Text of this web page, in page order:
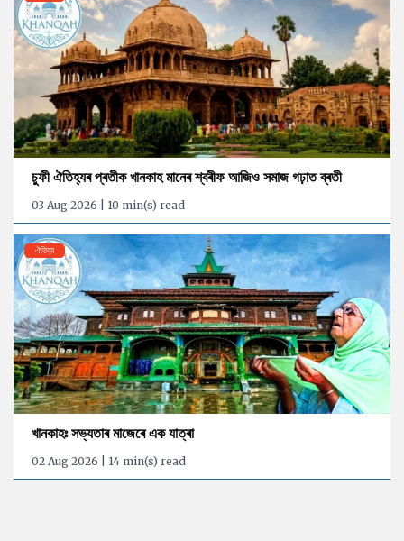
চুফী ঐতিহ্যৰ প্ৰতীক খানকাহ মানেৰ শ্বৰীফ আজিও সমাজ গঢ়াত ব্ৰতী
03 Aug 2026 | 10 min(s) read
ঐতিহ্য
খানকাহঃ সভ্যতাৰ মাজেৰে এক যাত্ৰা
02 Aug 2026 | 14 min(s) read